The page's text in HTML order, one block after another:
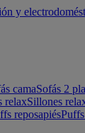
camaSofás 2
relaxSillones
reposapiés